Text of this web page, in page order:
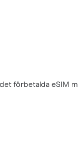
förbetalda eSIM